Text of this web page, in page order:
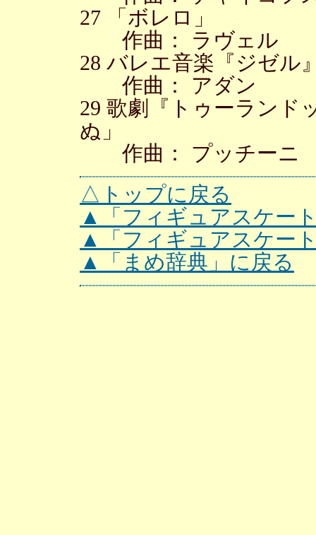
27 「ボレロ」
作曲： ラヴェル
28 バレエ音楽『ジゼル
作曲： アダン
29 歌劇『トゥーランド
ぬ」
作曲： プッチーニ
△トップに戻る
▲「フィギュアスケー
▲「フィギュアスケー
▲「まめ辞典」に戻る